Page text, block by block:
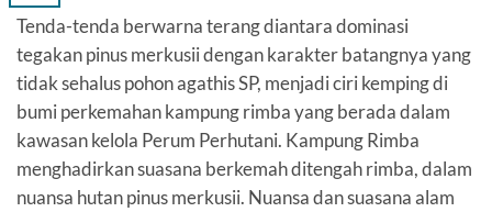
Tenda-tenda berwarna terang diantara dominasi
tegakan pinus merkusii dengan karakter batangnya yang
tidak sehalus pohon agathis SP, menjadi ciri kemping di
bumi perkemahan kampung rimba yang berada dalam
kawasan kelola Perum Perhutani. Kampung Rimba
menghadirkan suasana berkemah ditengah rimba, dalam
nuansa hutan pinus merkusii. Nuansa dan suasana alam